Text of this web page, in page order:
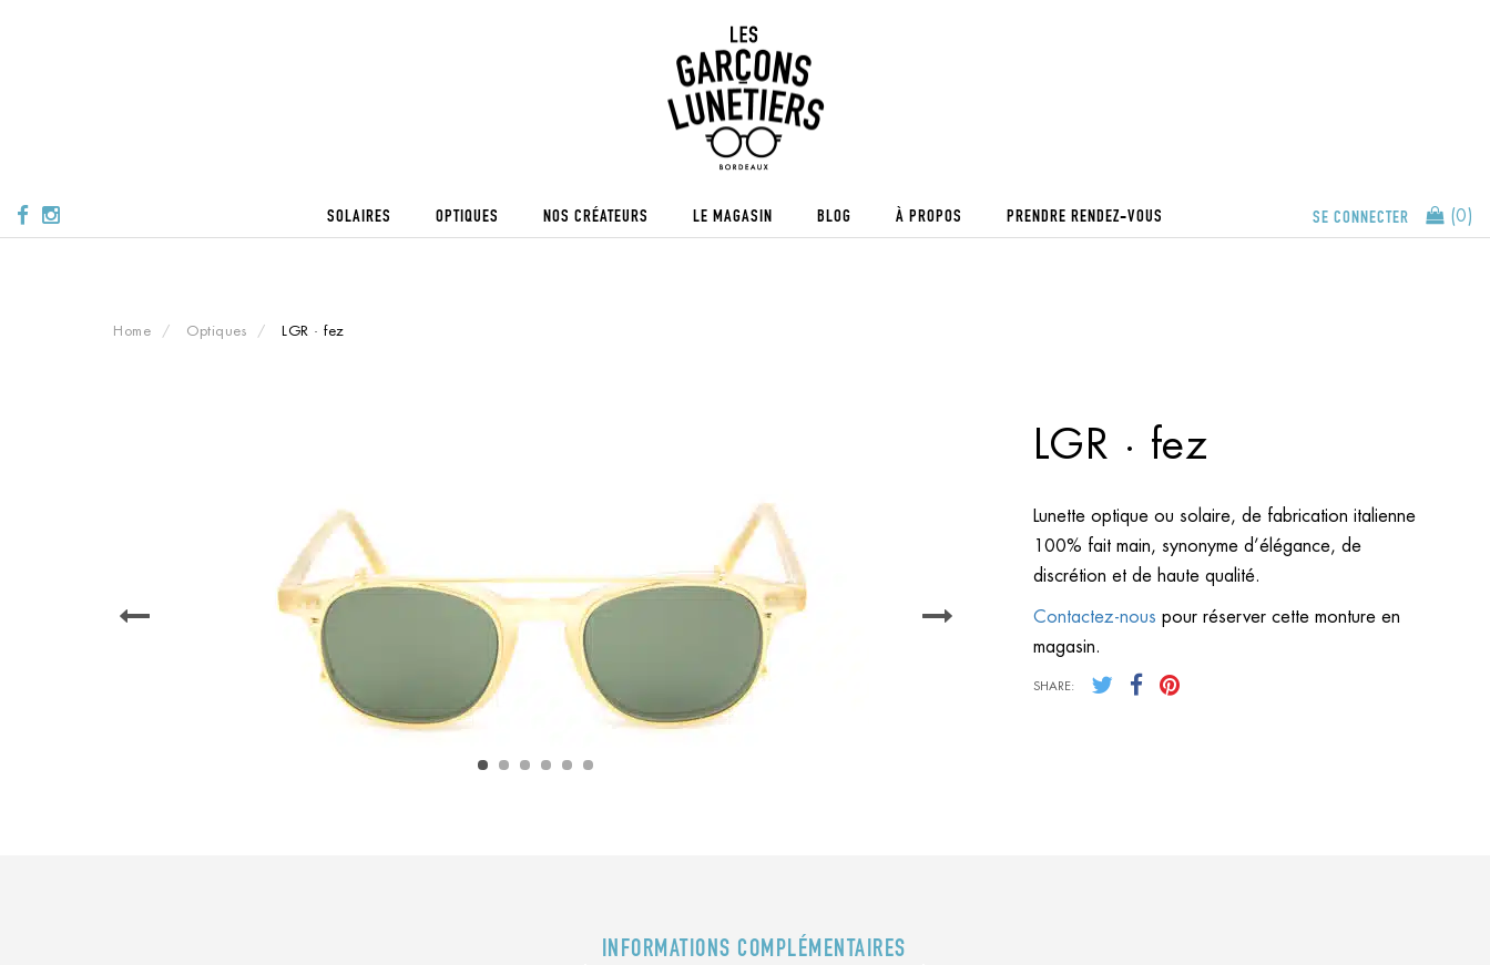
SOLAIRES OPTIQUES NOS CRÉATEURS LE MAGASIN BLOG À PROPOS PRENDRE RENDEZ-VOUS SE CONNECTER (0)
Home Optiques LGR · fez
LGR · fez
Lunette optique ou solaire, de fabrication italienne
100% fait main, synonyme d’élégance, de
discrétion et de haute qualité.
Contactez-nous pour réserver cette monture en
magasin.
SHARE:
INFORMATIONS COMPLÉMENTAIRES